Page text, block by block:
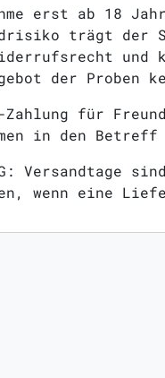
erst ab 18
trägt der
und
der Proben
Zahlung für
in den
wenn eine